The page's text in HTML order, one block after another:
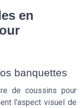
en
banquettes
de coussins pour
l'aspect visuel de